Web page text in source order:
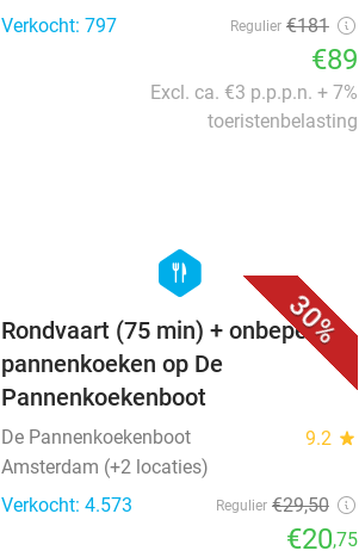
Verkocht: 797
Regulier €181
€89
Excl. ca. €3 p.p.p.n. + 7%
toeristenbelasting
30%
hexagon
food
Rondvaart (75 min) + onbeperkt
pannenkoeken op De
Pannenkoekenboot
De Pannenkoekenboot 9.2 star
Amsterdam (+2 locaties)
Verkocht: 4.573
Regulier €29,50
€20,75